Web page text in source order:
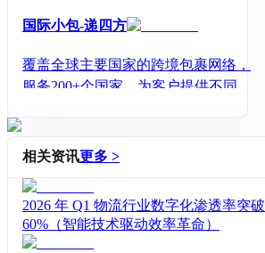
国际小包-递四方
覆盖全球主要国家的跨境包裹网络，
服务200+个国家，为客户提供不同等
相关资讯更多 >
2026 年 Q1 物流行业数字化渗透率突破
60%（智能技术驱动效率革命）